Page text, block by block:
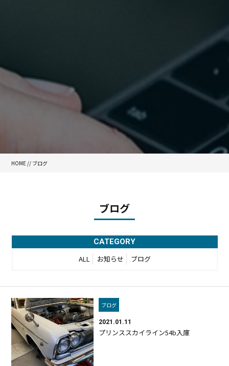
HOME // ブログ
ブログ
CATEGORY
ALL お知らせ ブログ
ブログ
2021.01.11
プリンススカイライン54b入庫